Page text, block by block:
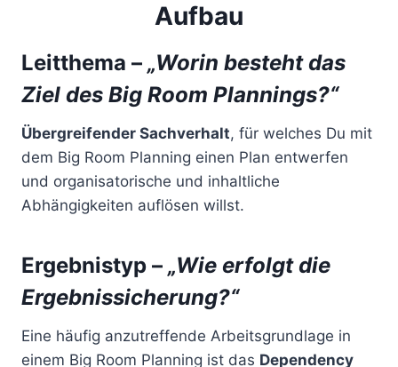
Aufbau
Leitthema – „Worin besteht das
Ziel des Big Room Plannings?“
Übergreifender Sachverhalt, für welches Du mit
dem Big Room Planning einen Plan entwerfen
und organisatorische und inhaltliche
Abhängigkeiten auflösen willst.
Ergebnistyp – „Wie erfolgt die
Ergebnissicherung?“
Eine häufig anzutreffende Arbeitsgrundlage in
einem Big Room Planning ist das Dependency